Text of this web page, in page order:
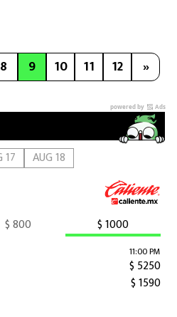
8 9 10 11 12 »